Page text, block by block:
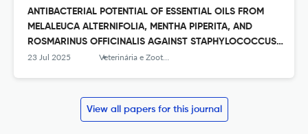
ANTIBACTERIAL POTENTIAL OF ESSENTIAL OILS FROM
MELALEUCA ALTERNIFOLIA, MENTHA PIPERITA, AND
ROSMARINUS OFFICINALIS AGAINST STAPHYLOCOCCUS
PSEUDINTERMEDIUS ISOLATES
23 Jul 2025 Veterinária e Zootecnia
View all papers for this journal